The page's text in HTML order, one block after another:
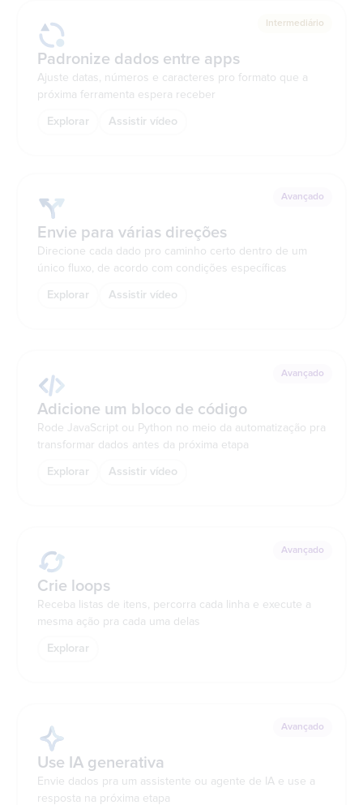
Intermediário
Padronize dados entre apps
Ajuste datas, números e caracteres pro formato que a
próxima ferramenta espera receber
Explorar Assistir vídeo
Avançado
Envie para várias direções
Direcione cada dado pro caminho certo dentro de um
único fluxo, de acordo com condições específicas
Explorar Assistir vídeo
Avançado
Adicione um bloco de código
Rode JavaScript ou Python no meio da automatização pra
transformar dados antes da próxima etapa
Explorar Assistir vídeo
Avançado
Crie loops
Receba listas de itens, percorra cada linha e execute a
mesma ação pra cada uma delas
Explorar
Avançado
Use IA generativa
Envie dados pra um assistente ou agente de IA e use a
resposta na próxima etapa